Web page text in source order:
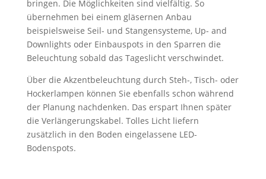
bringen. Die Möglichkeiten sind vielfältig. So
übernehmen bei einem gläsernen Anbau
beispielsweise Seil- und Stangensysteme, Up- and
Downlights oder Einbauspots in den Sparren die
Beleuchtung sobald das Tageslicht verschwindet.
Über die Akzentbeleuchtung durch Steh-, Tisch- oder
Hockerlampen können Sie ebenfalls schon während
der Planung nachdenken. Das erspart Ihnen später
die Verlängerungskabel. Tolles Licht liefern
zusätzlich in den Boden eingelassene LED-
Bodenspots.